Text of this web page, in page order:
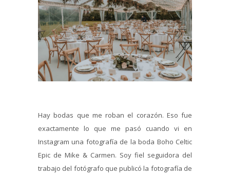
Hay bodas que me roban el corazón. Eso fue
exactamente lo que me pasó cuando vi en
Instagram una fotografía de la boda Boho Celtic
Epic de Mike & Carmen. Soy fiel seguidora del
trabajo del fotógrafo que publicó la fotografía de